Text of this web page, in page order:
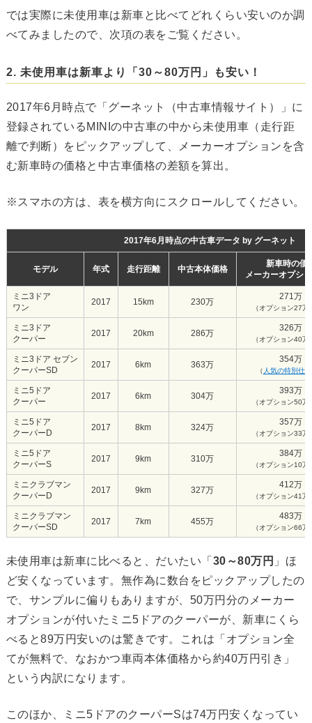
では実際に未使用車は新車と比べてどれくらい安いのか調
べてみましたので、次項の表をご覧ください。
2. 未使用車は新車より「30～80万円」も安い！
2017年6月時点で「グーネット（中古車情報サイト）」に
登録されているMINIの中古車の中から未使用車（走行距
離で判断）をピックアップして、メーカーオプションを含
む新車時の価格と中古車価格の差額を算出。
※スマホの方は、表を横方向にスクロールしてください。
2017年6月時点の中古車データ by グーネット
モデル 年式 走行距離 中古本体価格
新車時の価
メーカーオプシ
ミニ3ドア
ワン
2017 15km 230万
271万
（オプション27万
ミニ3ドア
クーパー
2017 20km 286万
326万
（オプション40万
ミニ3ドア セブン
クーパーSD
2017 6km 363万
354万
（ 人気の特別仕
ミニ5ドア
クーパー
2017 6km 304万
393万
（オプション50万
ミニ5ドア
クーパーD
2017 8km 324万
357万
（オプション33万
ミニ5ドア
クーパーS
2017 9km 310万
384万
（オプション10万
ミニクラブマン
クーパーD
2017 9km 327万
412万
（オプション41万
ミニクラブマン
クーパーSD
2017 7km 455万
483万
（オプション66万
未使用車は新車に比べると、だいたい「 30～80万円 」ほ
ど安くなっています。無作為に数台をピックアップしたの
で、サンプルに偏りもありますが、50万円分のメーカー
オプションが付いたミニ5ドアのクーパーが、新車にくら
べると89万円安いのは驚きです。これは「オプション全
てが無料で、なおかつ車両本体価格から約40万円引き」
という内訳になります。
このほか、ミニ5ドアのクーパーSは74万円安くなってい